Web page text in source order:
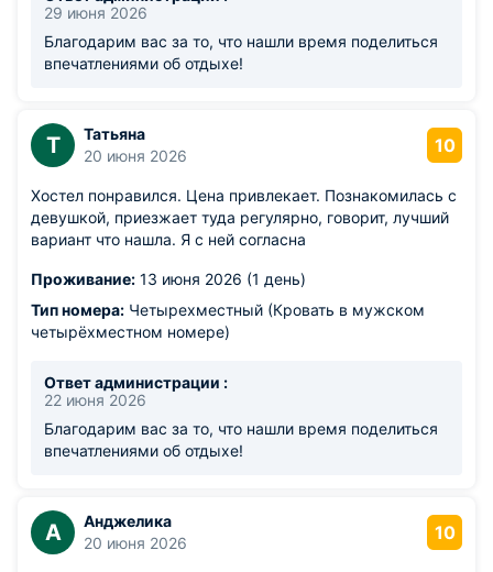
29 июня 2026
Благодарим вас за то, что нашли время поделиться
впечатлениями об отдыхе!
Т
Татьяна
20 июня 2026
10
Хостел понравился. Цена привлекает. Познакомилась с
девушкой, приезжает туда регулярно, говорит, лучший
вариант что нашла. Я с ней согласна
Проживание: 13 июня 2026 (1 день)
Тип номера: Четырехместный (Кровать в мужском
четырёхместном номере)
Ответ администрации :
22 июня 2026
Благодарим вас за то, что нашли время поделиться
впечатлениями об отдыхе!
А
Анджелика
20 июня 2026
10